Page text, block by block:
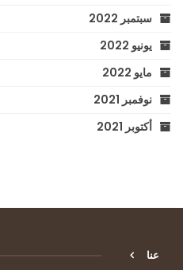
سبتمبر 2022
يونيو 2022
مايو 2022
نوفمبر 2021
أكتوبر 2021
عنا